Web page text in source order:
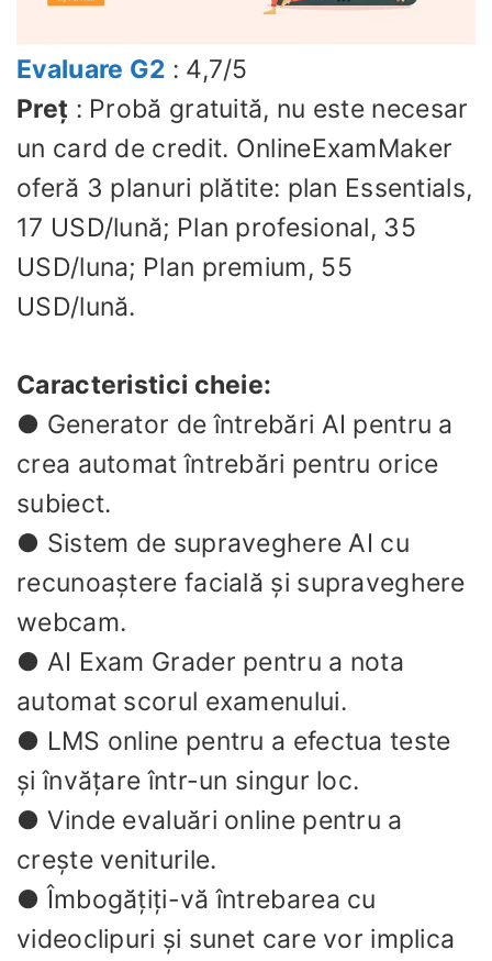
Evaluare G2 : 4,7/5
Preț : Probă gratuită, nu este necesar
un card de credit. OnlineExamMaker
oferă 3 planuri plătite: plan Essentials,
17 USD/lună; Plan profesional, 35
USD/luna; Plan premium, 55
USD/lună.
Caracteristici cheie:
● Generator de întrebări AI pentru a
crea automat întrebări pentru orice
subiect.
● Sistem de supraveghere AI cu
recunoaștere facială și supraveghere
webcam.
● AI Exam Grader pentru a nota
automat scorul examenului.
● LMS online pentru a efectua teste
și învățare într-un singur loc.
● Vinde evaluări online pentru a
crește veniturile.
● Îmbogățiți-vă întrebarea cu
videoclipuri și sunet care vor implica